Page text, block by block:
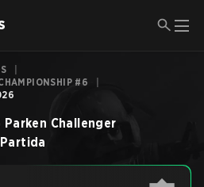
#6
Parken Challenger
Partida